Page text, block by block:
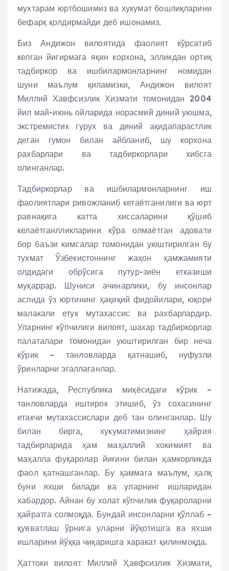
мухтарам юртбошимиз ва хукумат бошлиқларини
бефарқ қолдирмайди деб ишонамиз.
Биз Андижон вилоятида фаолият кўрсатиб
келган йигирмага яқин корхона, элликдан ортиқ
тадбиркор ва ишбилармонларнинг номидан
шуни маълум қиламизки, Андижон вилоят
Миллий Хавфсизлик Хизмати томонидан 2004
йил май-июнь ойларида норасмий диний уюшма,
экстремистик гурух ва диний ақидапарастлик
деган гумон билан айбланиб, шу корхона
рахбарлари ва тадбиркорлари хибсга
олинганлар.
Тадбиркорлар ва ишбилармонларнинг иш
фаолиятлари ривожланиб кетаётганилиги ва юрт
равнақига катта хиссаларини қўшиб
келаётганлликларини кўра олмаётган адовати
бор баъзи кимсалар томонидан уюштирилган бу
тухмат Ўзбекистоннинг жаҳон ҳамжамияти
олдидаги обрўсига путур-зиён етказиши
муқаррар. Шуниси ачинарлики, бу инсонлар
аслида ўз юртининг ҳақиқий фидойилари, юқори
малакали етук мутахассис ва рахбарлардир.
Уларнинг кўпчилиги вилоят, шахар тадбиркорлар
палаталари томонидан уюштирилган бир неча
кўрик – танловларда қатнашиб, нуфузли
ўринларни эгаллаганлар.
Натижада, Республика миқёсидаги кўрик –
танловларда иштирок этишиб, ўз сохасининг
етакчи мутахассислари деб тан олинганлар. Шу
билан бирга, хукуматимизнинг ҳайрия
тадбирларида ҳам маҳаллий хокимият ва
маҳалла фуқаролар йиғини билан ҳамкорликда
фаол қатнашганлар. Бу ҳаммага маълум, ҳалқ
буни яхши билади ва уларнинг ишларидан
хабардор. Айнан бу холат кўпчилик фуқароларни
ҳайратга солмоқда. Бундай инсонларни қўллаб –
қувватлаш ўрнига уларни йўқотишга ва яхши
ишларини йўққа чиқаришга харакат қилинмоқда.
Ҳаттоки вилоят Миллий Ҳавфсизлик Хизмати,